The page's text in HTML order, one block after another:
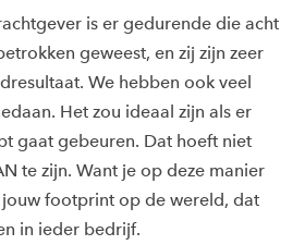
is er gedurende die acht
geweest, en zij zijn zeer
We hebben ook veel
Het zou ideaal zijn als er
gaat gebeuren. Dat hoeft niet
te zijn. Want je op deze manier
footprint op de wereld, dat
in ieder bedrijf.